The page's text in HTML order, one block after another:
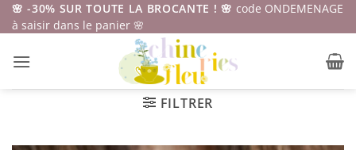
Passer
au
🌸 -30% SUR TOUTE LA BROCANTE ! 🌸 code ONDEMENAGE
à saisir dans le panier 🌸
FILTRER